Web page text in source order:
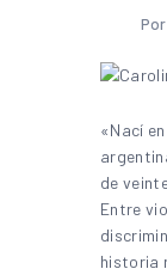
«Nací
de
Entre
historia